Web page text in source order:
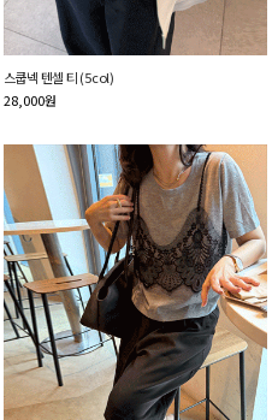
스쿱넥 텐셀 티 (5col)
28,000원